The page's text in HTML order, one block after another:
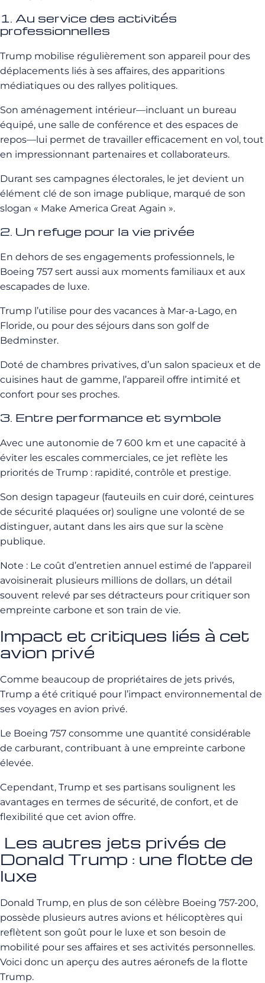
1. Au service des activités
professionnelles
Trump mobilise régulièrement son appareil pour des
déplacements liés à ses affaires, des apparitions
médiatiques ou des rallyes politiques.
Son aménagement intérieur—incluant un bureau
équipé, une salle de conférence et des espaces de
repos—lui permet de travailler efficacement en vol, tout
en impressionnant partenaires et collaborateurs.
Durant ses campagnes électorales, le jet devient un
élément clé de son image publique, marqué de son
slogan « Make America Great Again ».
2. Un refuge pour la vie privée
En dehors de ses engagements professionnels, le
Boeing 757 sert aussi aux moments familiaux et aux
escapades de luxe.
Trump l’utilise pour des vacances à Mar-a-Lago, en
Floride, ou pour des séjours dans son golf de
Bedminster.
Doté de chambres privatives, d’un salon spacieux et de
cuisines haut de gamme, l’appareil offre intimité et
confort pour ses proches.
3. Entre performance et symbole
Avec une autonomie de 7 600 km et une capacité à
éviter les escales commerciales, ce jet reflète les
priorités de Trump : rapidité, contrôle et prestige.
Son design tapageur (fauteuils en cuir doré, ceintures
de sécurité plaquées or) souligne une volonté de se
distinguer, autant dans les airs que sur la scène
publique.
Note : Le coût d’entretien annuel estimé de l’appareil
avoisinerait plusieurs millions de dollars, un détail
souvent relevé par ses détracteurs pour critiquer son
empreinte carbone et son train de vie.
Impact et critiques liés à cet
avion privé
Comme beaucoup de propriétaires de jets privés,
Trump a été critiqué pour l’impact environnemental de
ses voyages en avion privé.
Le Boeing 757 consomme une quantité considérable
de carburant, contribuant à une empreinte carbone
élevée.
Cependant, Trump et ses partisans soulignent les
avantages en termes de sécurité, de confort, et de
flexibilité que cet avion offre.
Les autres jets privés de
Donald Trump : une flotte de
luxe
Donald Trump, en plus de son célèbre Boeing 757-200,
possède plusieurs autres avions et hélicoptères qui
reflètent son goût pour le luxe et son besoin de
mobilité pour ses affaires et ses activités personnelles.
Voici donc un aperçu des autres aéronefs de la flotte
Trump.